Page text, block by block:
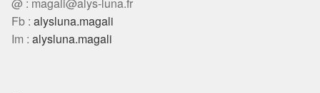
Fb : alysluna.magali
Im : alysluna.magali